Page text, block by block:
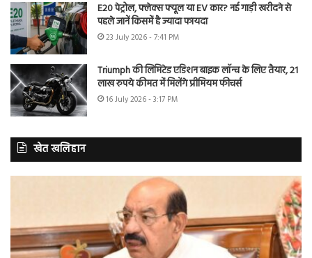
E20 पेट्रोल, फ्लेक्स फ्यूल या EV कार? नई गाड़ी खरीदने से
पहले जानें किसमें है ज्यादा फायदा
23 July 2026 - 7:41 PM
Triumph की लिमिटेड एडिशन बाइक लॉन्च के लिए तैयार, 21
लाख रुपये कीमत में मिलेंगे प्रीमियम फीचर्स
16 July 2026 - 3:17 PM
खेत खलिहान